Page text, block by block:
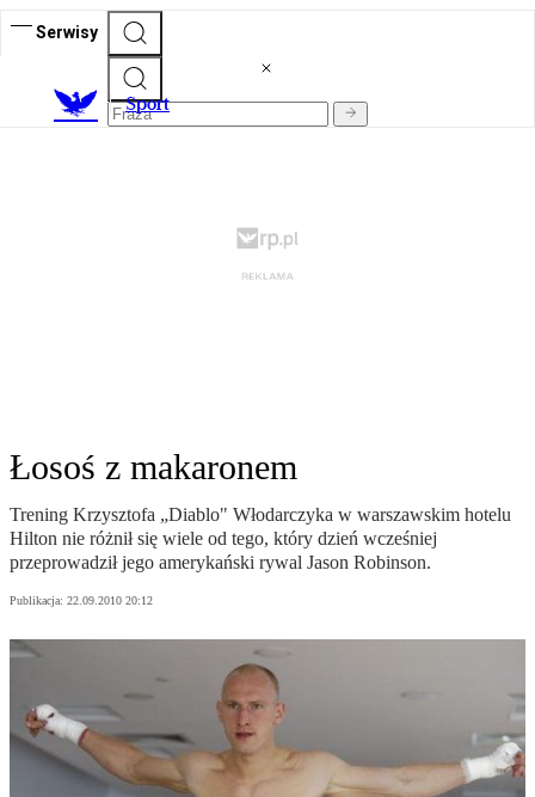
Serwisy
Sport
Łosoś z makaronem
Trening Krzysztofa „Diablo" Włodarczyka w warszawskim hotelu
Hilton nie różnił się wiele od tego, który dzień wcześniej
przeprowadził jego amerykański rywal Jason Robinson.
Publikacja: 22.09.2010 20:12